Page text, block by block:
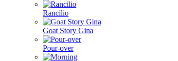
Rancilio
Goat Story Gina
Pour-over